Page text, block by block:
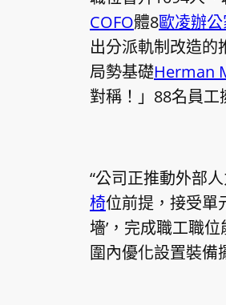
COFO體8歐凌辦
出分派軌制改造的
局勢基礎Herman
對稱！」88名員工
“公司正推動外部
椅位前提，接受單
墻’，完成職工職
圍內優化設置裝備